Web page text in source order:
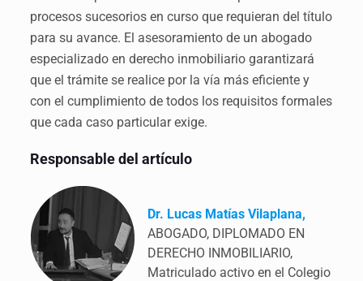
procesos sucesorios en curso que requieran del título
para su avance. El asesoramiento de un abogado
especializado en derecho inmobiliario garantizará
que el trámite se realice por la vía más eficiente y
con el cumplimiento de todos los requisitos formales
que cada caso particular exige.
Responsable del artículo
Dr. Lucas Matías Vilaplana,
ABOGADO, DIPLOMADO EN
DERECHO INMOBILIARIO,
Matriculado activo en el Colegio